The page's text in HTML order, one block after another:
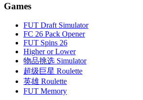
Games
FUT Draft Simulator
FC 26 Pack Opener
FUT Spins 26
Higher or Lower
物品挑选 Simulator
超级巨星 Roulette
英雄 Roulette
FUT Memory